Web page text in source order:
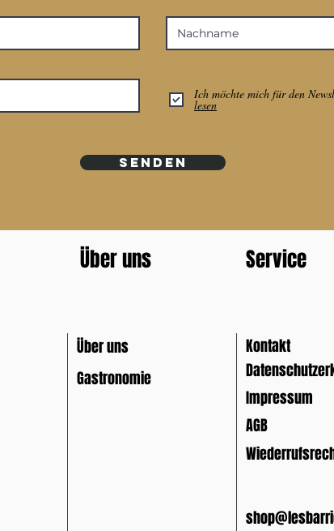
Ich möchte mich für den
lesen
SENDEN
Über uns Service
Über uns
Gastronomie
Kontakt
Impressum
AGB